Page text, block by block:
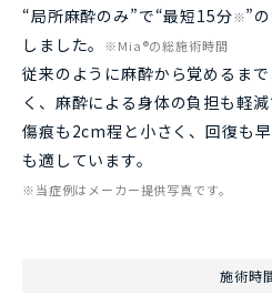
“局所麻酔のみ”で“最短15分※”
しました。
※Mia®の総施術時間
従来のように麻酔から覚めるま
く、麻酔による身体の負担も軽減
傷痕も2cm程と小さく、回復も
も適しています。
※当症例はメーカー提供写真です。
施術時